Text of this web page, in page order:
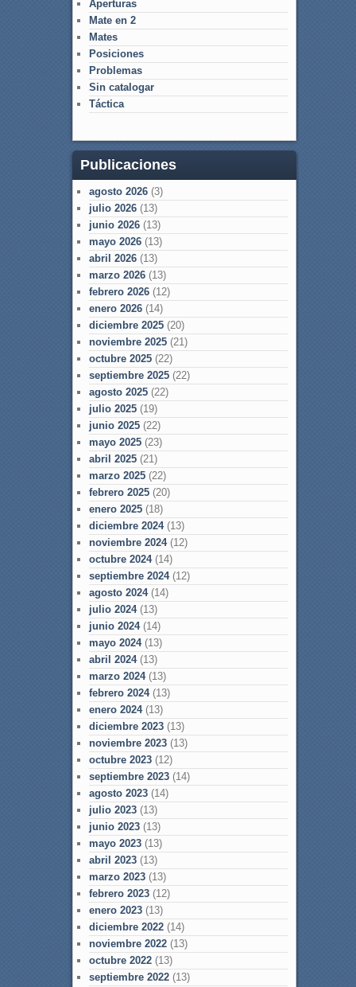
Aperturas
Mate en 2
Mates
Posiciones
Problemas
Sin catalogar
Táctica
Publicaciones
agosto 2026(3)
julio 2026(13)
junio 2026(13)
mayo 2026(13)
abril 2026(13)
marzo 2026(13)
febrero 2026(12)
enero 2026(14)
diciembre 2025(20)
noviembre 2025(21)
octubre 2025(22)
septiembre 2025(22)
agosto 2025(22)
julio 2025(19)
junio 2025(22)
mayo 2025(23)
abril 2025(21)
marzo 2025(22)
febrero 2025(20)
enero 2025(18)
diciembre 2024(13)
noviembre 2024(12)
octubre 2024(14)
septiembre 2024(12)
agosto 2024(14)
julio 2024(13)
junio 2024(14)
mayo 2024(13)
abril 2024(13)
marzo 2024(13)
febrero 2024(13)
enero 2024(13)
diciembre 2023(13)
noviembre 2023(13)
octubre 2023(12)
septiembre 2023(14)
agosto 2023(14)
julio 2023(13)
junio 2023(13)
mayo 2023(13)
abril 2023(13)
marzo 2023(13)
febrero 2023(12)
enero 2023(13)
diciembre 2022(14)
noviembre 2022(13)
octubre 2022(13)
septiembre 2022(13)